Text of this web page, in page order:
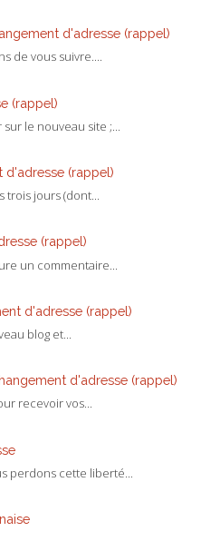
d'adresse (rappel)
de vous suivre....
(rappel)
le nouveau site ;...
d'adresse (rappel)
trois jours (dont...
(rappel)
un commentaire...
d'adresse (rappel)
blog et...
d'adresse (rappel)
recevoir vos...
perdons cette liberté...